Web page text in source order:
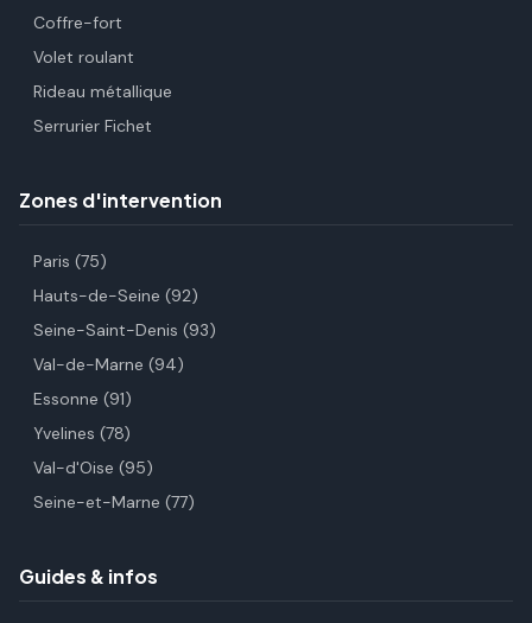
Coffre-fort
Volet roulant
Rideau métallique
Serrurier Fichet
Zones d'intervention
Paris (75)
Hauts-de-Seine (92)
Seine-Saint-Denis (93)
Val-de-Marne (94)
Essonne (91)
Yvelines (78)
Val-d'Oise (95)
Seine-et-Marne (77)
Guides & infos